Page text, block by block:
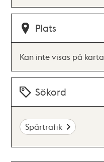
Plats
Kan inte visas på karta
Sökord
Spårtrafik